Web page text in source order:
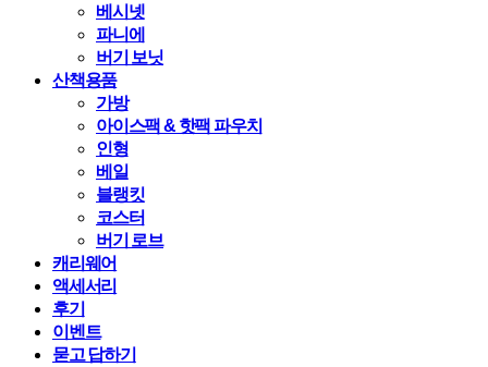
베시넷
파니에
버기 보닛
산책용품
가방
아이스팩 & 핫팩 파우치
인형
베일
블랭킷
코스터
버기 로브
캐리웨어
액세서리
후기
이벤트
묻고 답하기